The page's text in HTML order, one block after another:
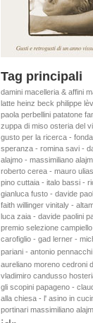
Tag principali
damini macelleria & affini
latte heinz beck philippe
paola perbellini patatone
zuppa di miso osteria del
gusto per la ricerca -
speranza - romina savi -
alajmo - massimiliano
roberto cerea - mauro
pino cuttaia - italo bassi -
gianluca fusto - davide
faith willinger vinitaly -
luca zaia - davide paolini
premio selezione
carofiglio - gad lerner -
pariani - antonio pennacchi
aureliano moreno cedroni
vladimiro candusso
gli scopini papageno -
alla chiesa - l' asino in
portinari massimiliano